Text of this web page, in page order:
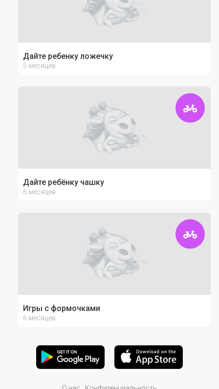
Дайте ребенку ложечку
5 месяцев
Дайте ребёнку чашку
6 месяцев
Игры с формочками
6 месяцев